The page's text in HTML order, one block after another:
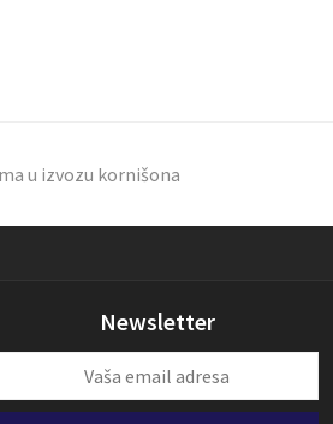
u izvozu kornišona
Newsletter